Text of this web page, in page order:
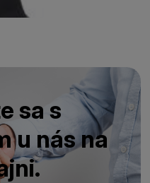
sa s
u nás na